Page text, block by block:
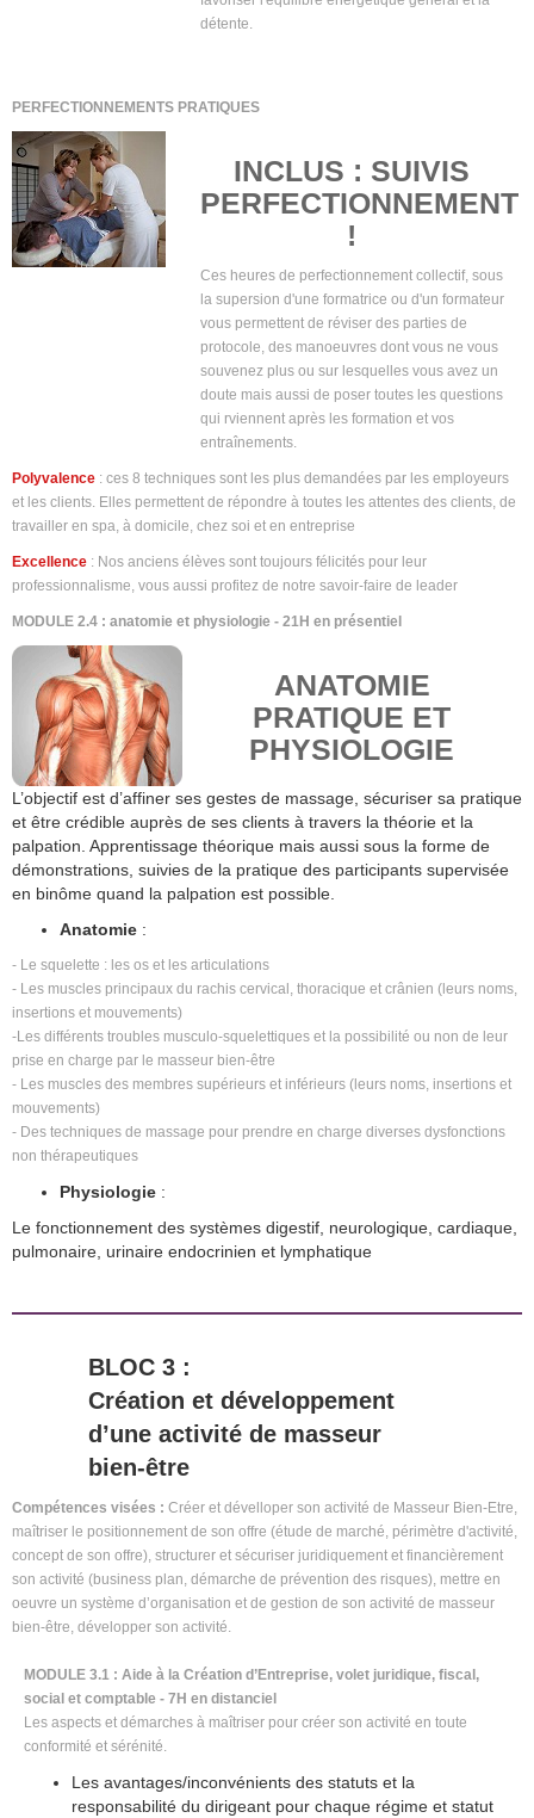
détente.
PERFECTIONNEMENTS PRATIQUES
INCLUS : SUIVIS
PERFECTIONNEMENT
!
Ces heures de perfectionnement collectif, sous
la supersion d'une formatrice ou d'un formateur
vous permettent de réviser des parties de
protocole, des manoeuvres dont vous ne vous
souvenez plus ou sur lesquelles vous avez un
doute mais aussi de poser toutes les questions
qui rviennent après les formation et vos
entraînements.
Polyvalence : ces 8 techniques sont les plus demandées par les employeurs
et les clients. Elles permettent de répondre à toutes les attentes des clients, de
travailler en spa, à domicile, chez soi et en entreprise
Excellence : Nos anciens élèves sont toujours félicités pour leur
professionnalisme, vous aussi profitez de notre savoir-faire de leader
MODULE 2.4 : anatomie et physiologie - 21H en présentiel
ANATOMIE
PRATIQUE ET
PHYSIOLOGIE
L’objectif est d’affiner ses gestes de massage, sécuriser sa pratique
et être crédible auprès de ses clients à travers la théorie et la
palpation. Apprentissage théorique mais aussi sous la forme de
démonstrations, suivies de la pratique des participants supervisée
en binôme quand la palpation est possible.
Anatomie :
- Le squelette : les os et les articulations
- Les muscles principaux du rachis cervical, thoracique et crânien (leurs noms,
insertions et mouvements)
-Les différents troubles musculo-squelettiques et la possibilité ou non de leur
prise en charge par le masseur bien-être
- Les muscles des membres supérieurs et inférieurs (leurs noms, insertions et
mouvements)
- Des techniques de massage pour prendre en charge diverses dysfonctions
non thérapeutiques
Physiologie :
Le fonctionnement des systèmes digestif, neurologique, cardiaque,
pulmonaire, urinaire endocrinien et lymphatique
BLOC 3 :
Création et développement
d’une activité de masseur
bien-être
Compétences visées : Créer et dévelloper son activité de Masseur Bien-Etre,
maîtriser le positionnement de son offre (étude de marché, périmètre d'activité,
concept de son offre), structurer et sécuriser juridiquement et financièrement
son activité (business plan, démarche de prévention des risques), mettre en
oeuvre un système d’organisation et de gestion de son activité de masseur
bien-être, développer son activité.
MODULE 3.1 : Aide à la Création d’Entreprise, volet juridique, fiscal,
social et comptable - 7H en distanciel
Les aspects et démarches à maîtriser pour créer son activité en toute
conformité et sérénité.
Les avantages/inconvénients des statuts et la
responsabilité du dirigeant pour chaque régime et statut